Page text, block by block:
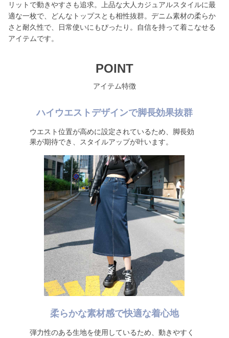
リットで動きやすさも追求。上品な大人カジュアルスタイルに最
適な一枚で、どんなトップスとも相性抜群。デニム素材の柔らか
さと耐久性で、日常使いにもぴったり。自信を持って着こなせる
アイテムです。
POINT
アイテム特徴
ハイウエストデザインで脚長効果抜群
ウエスト位置が高めに設定されているため、脚長効
果が期待でき、スタイルアップが叶います。
柔らかな素材感で快適な着心地
弾力性のある生地を使用しているため、動きやすく